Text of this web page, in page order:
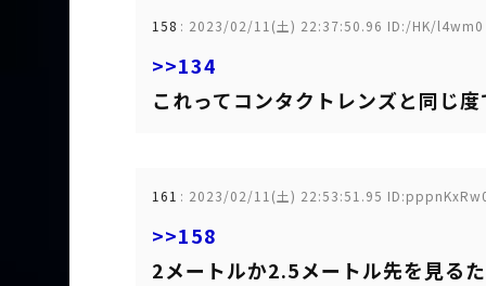
158 : 2023/02/11(土) 22:37:50.96 ID:/HK/l4wm0
>>134
これってコンタクトレンズと同じ
161 : 2023/02/11(土) 22:53:51.95
>>158
2メートルか2.5メートル先を見る